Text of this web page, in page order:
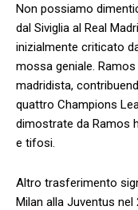
Non possiamo
dal Siviglia al Real
inizialmente criticato
mossa geniale.‍
madridista,
quattro Champions
dimostrate da⁢ Ramos
e tifosi.
Altro trasferimento
Milan alla Juventus